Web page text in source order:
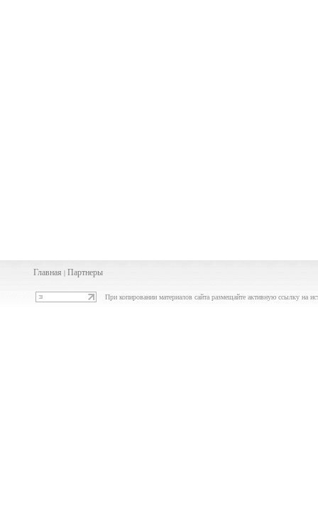
Главная | Партнеры
При копировании материалов сайта размещайте активную ссылку на